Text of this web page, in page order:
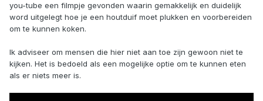
you-tube een filmpje gevonden waarin gemakkelijk en duidelijk
word uitgelegt hoe je een houtduif moet plukken en voorbereiden
om te kunnen koken.
Ik adviseer om mensen die hier niet aan toe zijn gewoon niet te
kijken. Het is bedoeld als een mogelijke optie om te kunnen eten
als er niets meer is.